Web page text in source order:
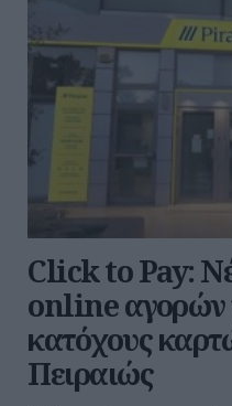
Click to Pay:
online αγορών
κατόχους
Πειραιώς